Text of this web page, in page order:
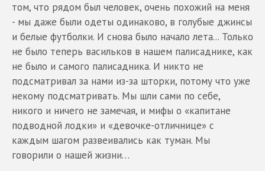
том, что рядом был человек, очень похожий на меня
- мы даже были одеты одинаково, в голубые джинсы
и белые футболки. И снова было начало лета... Только
не было теперь васильков в нашем палисаднике, как
не было и самого палисадника. И никто не
подсматривал за нами из-за шторки, потому что уже
некому подсматривать. Мы шли сами по себе,
никого и ничего не замечая, и мифы о «капитане
подводной лодки» и «девочке-отличнице» с
каждым шагом развеивались как туман. Мы
говорили о нашей жизни…